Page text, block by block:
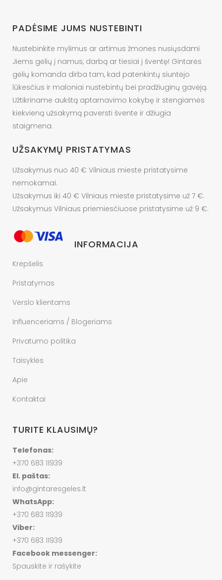
PADĖSIME JUMS NUSTEBINTI
Nustebinkite mylimus ar artimus žmones nusiųsdami
Jiems gėlių į namus, darbą ar tiesiai į šventę! Gintarės
gėlių komanda dirba tam, kad patenkintų siuntėjo
lūkesčius ir maloniai nustebintų bei pradžiuginų gavėją.
Užtikriname aukštą aptarnavimo kokybę ir stengiamės
kiekvieną užsakymą paversti švente ir džiugia
staigmena.
UŽSAKYMŲ PRISTATYMAS
Užsakymus nuo 40 € Vilniaus mieste pristatysime
nemokamai.
Užsakymus iki 40 € Vilniaus mieste pristatysime už 7 €.
Užsakymus Vilniaus priemiesčiuose pristatysime už 9 €.
INFORMACIJA
Krepšelis
Pristatymas
Verslo klientams
Influenceriams / Blogeriams
Privatumo politika
Taisyklės
Apie
Kontaktai
TURITE KLAUSIMŲ?
Telefonas:
+370 683 11939
El. paštas:
info@gintaresgeles.lt
WhatsApp:
+370 683 11939
Viber:
+370 683 11939
Facebook messenger:
Spauskite ir rašykite